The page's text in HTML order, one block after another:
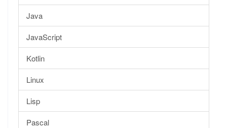
Java
JavaScript
Kotlin
Linux
Lisp
Pascal